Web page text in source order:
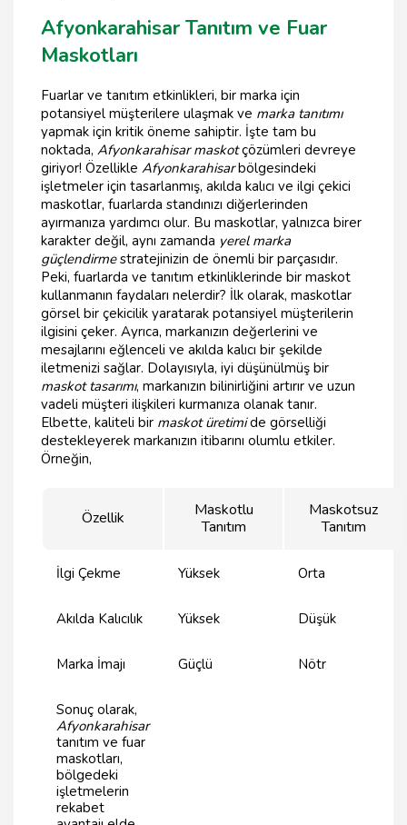
Afyonkarahisar Tanıtım ve Fuar
Maskotları
Fuarlar ve tanıtım etkinlikleri, bir marka için
potansiyel müşterilere ulaşmak ve marka tanıtımı
yapmak için kritik öneme sahiptir. İşte tam bu
noktada, Afyonkarahisar maskotçözümleri devreye
giriyor! Özellikle Afyonkarahisarbölgesindeki
işletmeler için tasarlanmış, akılda kalıcı ve ilgi çekici
maskotlar, fuarlarda standınızı diğerlerinden
ayırmanıza yardımcı olur. Bu maskotlar, yalnızca birer
karakter değil, aynı zamanda yerel marka
güçlendirmestratejinizin de önemli bir parçasıdır.
Peki, fuarlarda ve tanıtım etkinliklerinde bir maskot
kullanmanın faydaları nelerdir? İlk olarak, maskotlar
görsel bir çekicilik yaratarak potansiyel müşterilerin
ilgisini çeker. Ayrıca, markanızın değerlerini ve
mesajlarını eğlenceli ve akılda kalıcı bir şekilde
iletmenizi sağlar. Dolayısıyla, iyi düşünülmüş bir
maskot tasarımı, markanızın bilinirliğini artırır ve uzun
vadeli müşteri ilişkileri kurmanıza olanak tanır.
Elbette, kaliteli bir maskot üretimide görselliği
destekleyerek markanızın itibarını olumlu etkiler.
Örneğin,
Özellik
Maskotlu
Tanıtım
Maskotsuz
Tanıtım
İlgi Çekme Yüksek Orta
Akılda Kalıcılık Yüksek Düşük
Marka İmajı Güçlü Nötr
Sonuç olarak,
Afyonkarahisar
tanıtım ve fuar
maskotları,
bölgedeki
işletmelerin
rekabet